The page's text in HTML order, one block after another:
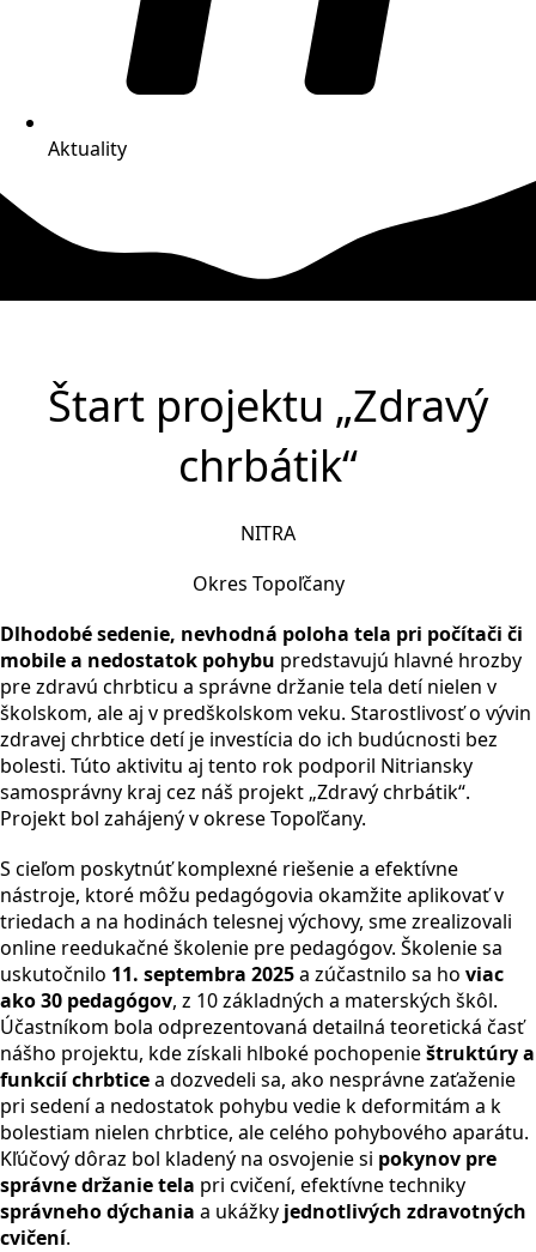
Aktuality
Štart projektu „Zdravý
chrbátik“
NITRA
Okres Topoľčany
Dlhodobé sedenie, nevhodná poloha tela pri počítači či
mobile a nedostatok pohybu predstavujú hlavné hrozby
pre zdravú chrbticu a správne držanie tela detí nielen v
školskom, ale aj v predškolskom veku. Starostlivosť o vývin
zdravej chrbtice detí je investícia do ich budúcnosti bez
bolesti. Túto aktivitu aj tento rok podporil Nitriansky
samosprávny kraj cez náš projekt „Zdravý chrbátik“.
Projekt bol zahájený v okrese Topoľčany.
S cieľom poskytnúť komplexné riešenie a efektívne
nástroje, ktoré môžu pedagógovia okamžite aplikovať v
triedach a na hodinách telesnej výchovy, sme zrealizovali
online reedukačné školenie pre pedagógov. Školenie sa
uskutočnilo 11. septembra 2025a zúčastnilo sa ho viac
ako 30 pedagógov, z 10 základných a materských škôl.
Účastníkom bola odprezentovaná detailná teoretická časť
nášho projektu, kde získali hlboké pochopenieštruktúry a
funkcií chrbticea dozvedeli sa, ako nesprávne zaťaženie
pri sedení a nedostatok pohybu vedie k deformitám a k
bolestiam nielen chrbtice, ale celého pohybového aparátu.
Kľúčový dôraz bol kladený na osvojenie si pokynov pre
správne držanie tela pri cvičení, efektívne techniky
správneho dýchania a ukážky jednotlivých zdravotných
cvičení.